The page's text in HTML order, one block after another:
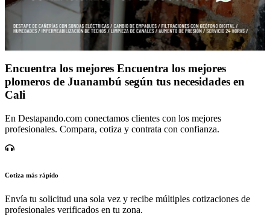
Encuentra los mejores Encuentra los mejores
plomeros de Juanambú según tus necesidades en
Cali
En Destapando.com conectamos clientes con los mejores
profesionales. Compara, cotiza y contrata con confianza.
Cotiza más rápido
Envía tu solicitud una sola vez y recibe múltiples cotizaciones de
profesionales verificados en tu zona.